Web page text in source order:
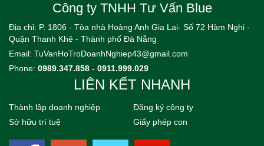
Công ty TNHH Tư Vấn Blue
Địa chỉ: P. 1806 - Tòa nhà Hoàng Anh Gia Lai- Số 72 Hàm Nghi -
Quận Thanh Khê - Thành phố Đà Nẵng
Email: TuVanHoTroDoanhNghiep43@gmail.com
Phone: 0989.347.858 - 0911.999.029
LIÊN KẾT NHANH
Thành lập doanh nghiệp
Đăng ký công ty
Sở hữu trí tuệ
Giấy phép con